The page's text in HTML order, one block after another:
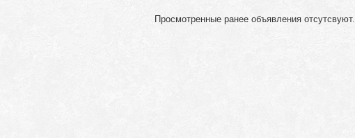
Просмотренные ранее объявления отсутсвуют.